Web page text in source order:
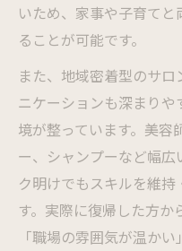
いため、家事や子育て
ることが可能です。
また、地域密着型のサ
ニケーションも深まり
境が整っています。美容
ー、シャンプーなど幅
ク明けでもスキルを維
す。実際に復帰した方か
「職場の雰囲気が温か